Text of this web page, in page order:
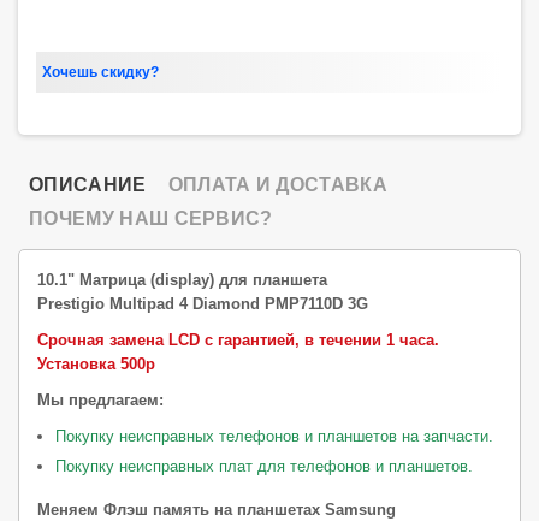
Хочешь скидку?
ОПИСАНИЕ
ОПЛАТА И ДОСТАВКА
ПОЧЕМУ НАШ СЕРВИС?
10.1" Матрица(display) для планшета
Prestigio Multipad 4 Diamond PMP7110D 3G
Срочная замена LCD с гарантией, в течении 1 часа.
Установка 500р
Мы предлагаем:
Покупку неисправных телефонов и планшетов на запчасти.
Покупку неисправных плат для телефонов и планшетов.
Меняем Флэш память на планшетах Samsung